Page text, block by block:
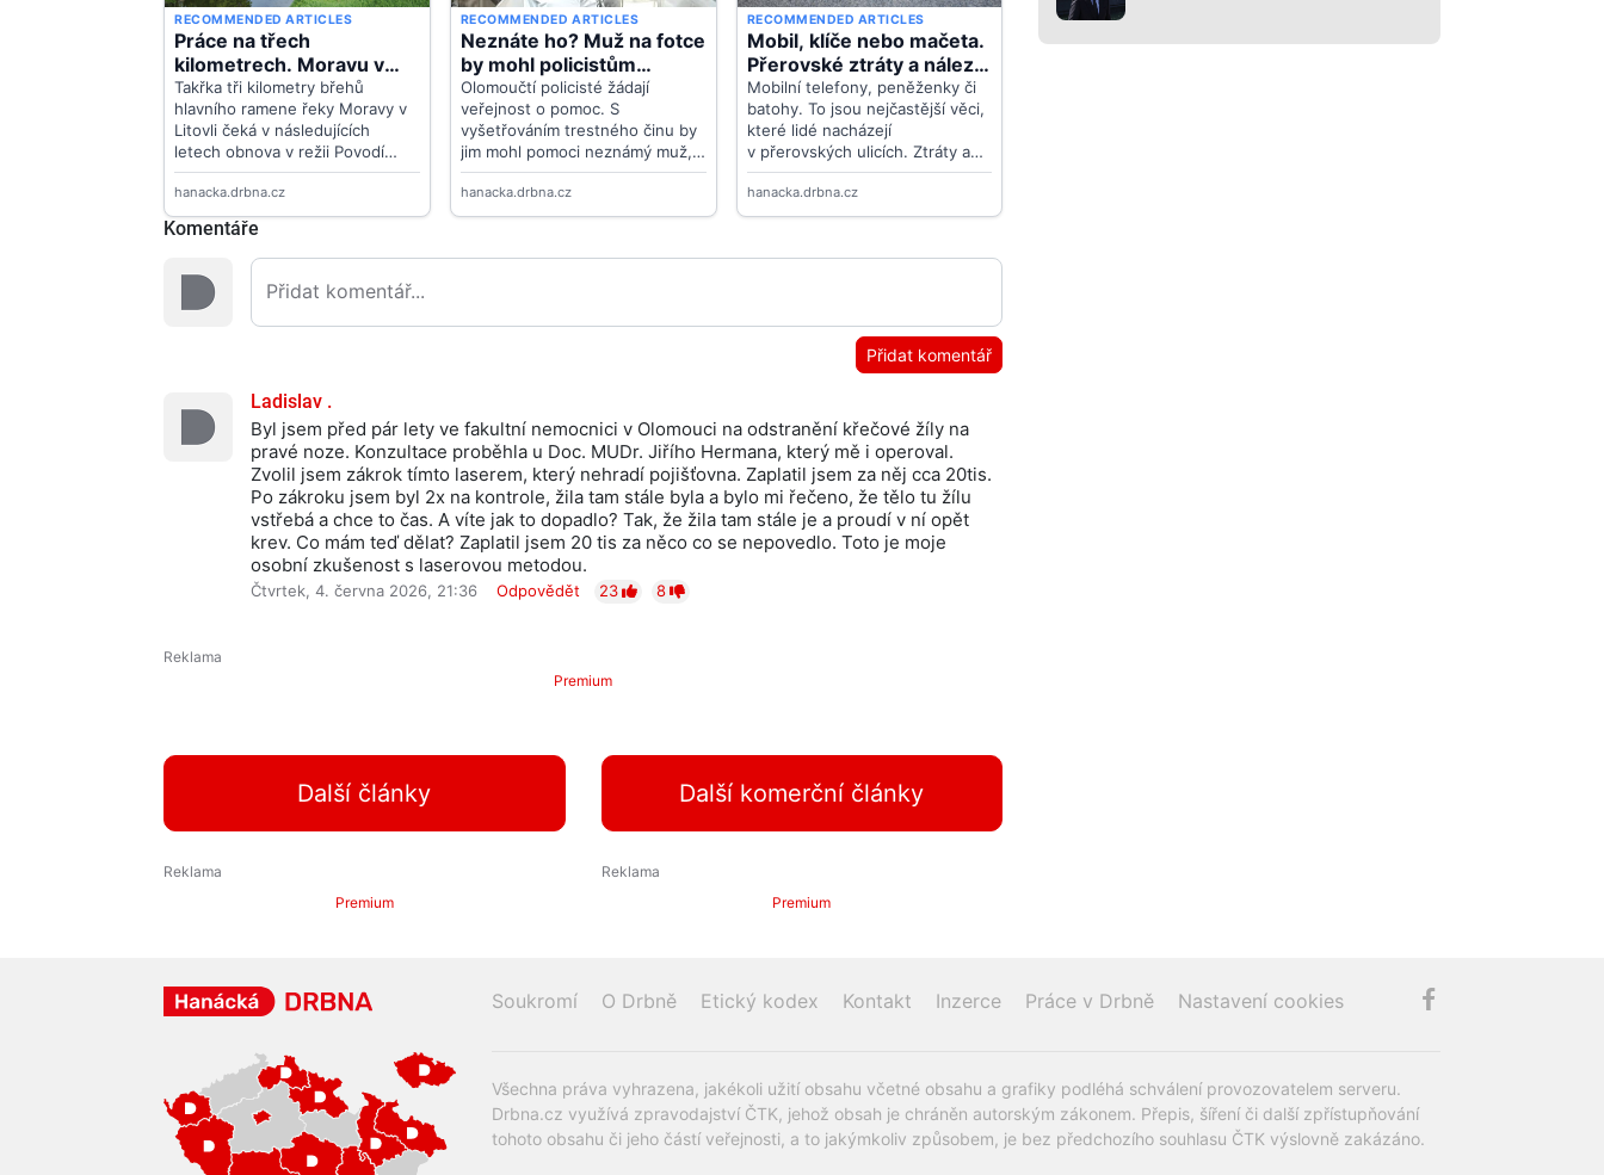
Komentáře
Přidat komentář
Ladislav .
Byl jsem před pár lety ve fakultní nemocnici v Olomouci na odstranění křečové žíly na
pravé noze. Konzultace proběhla u Doc. MUDr. Jiřího Hermana, který mě i operoval.
Zvolil jsem zákrok tímto laserem, který nehradí pojišťovna. Zaplatil jsem za něj cca 20tis.
Po zákroku jsem byl 2x na kontrole, žila tam stále byla a bylo mi řečeno, že tělo tu žílu
vstřebá a chce to čas. A víte jak to dopadlo? Tak, že žila tam stále je a proudí v ní opět
krev. Co mám teď dělat? Zaplatil jsem 20 tis za něco co se nepovedlo. Toto je moje
osobní zkušenost s laserovou metodou.
Čtvrtek, 4. června 2026, 21:36 Odpovědět 23 8
Premium
Další články Další komerční články
Premium Premium
Soukromí O Drbně Etický kodex Kontakt Inzerce Práce v Drbně Nastavení cookies
Všechna práva vyhrazena, jakékoli užití obsahu včetné obsahu a grafiky podléhá schválení provozovatelem serveru.
Drbna.cz využívá zpravodajství ČTK, jehož obsah je chráněn autorským zákonem. Přepis, šíření či další zpřístupňování
tohoto obsahu či jeho částí veřejnosti, a to jakýmkoliv způsobem, je bez předchozího souhlasu ČTK výslovně zakázáno.